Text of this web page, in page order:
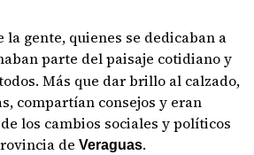
gente, quienes se dedicaban a
parte del paisaje cotidiano y
Más que dar brillo al calzado,
compartían consejos y eran
los cambios sociales y políticos
de Veraguas.